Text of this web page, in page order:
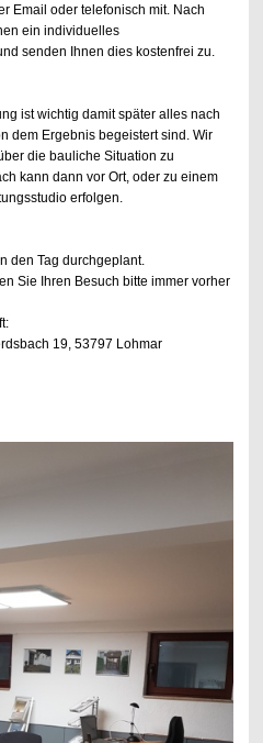
Email oder telefonisch mit. Nach
ein individuelles
senden Ihnen dies kostenfrei zu.
ist wichtig damit später alles nach
dem Ergebnis begeistert sind. Wir
die bauliche Situation zu
kann dann vor Ort, oder zu einem
erfolgen.
den Tag durchgeplant.
Sie Ihren Besuch bitte immer vorher
19, 53797 Lohmar